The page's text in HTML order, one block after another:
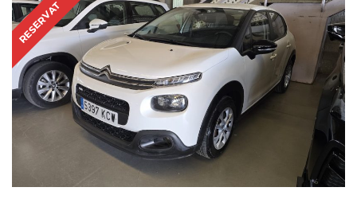
RESERVAT